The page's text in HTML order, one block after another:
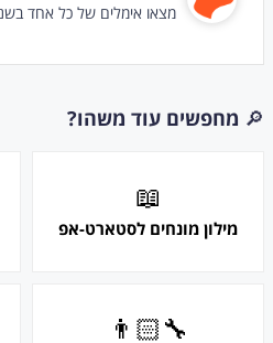
מצאו אימלים של כל אחד
🔎 מחפשים עוד משהו?
📖
מילון מונחים לסטארט-אפ
👨🏻‍🔧